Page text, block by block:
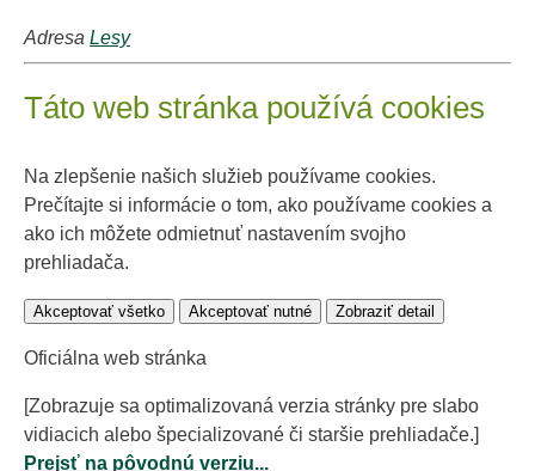
Adresa Lesy
Táto web stránka používá cookies
Na zlepšenie našich služieb používame cookies.
Prečítajte si informácie o tom, ako používame cookies a
ako ich môžete odmietnuť nastavením svojho
prehliadača.
Akceptovať všetko Akceptovať nutné Zobraziť detail
Oficiálna web stránka
[Zobrazuje sa optimalizovaná verzia stránky pre slabo
vidiacich alebo špecializované či staršie prehliadače.]
Prejsť na pôvodnú verziu...